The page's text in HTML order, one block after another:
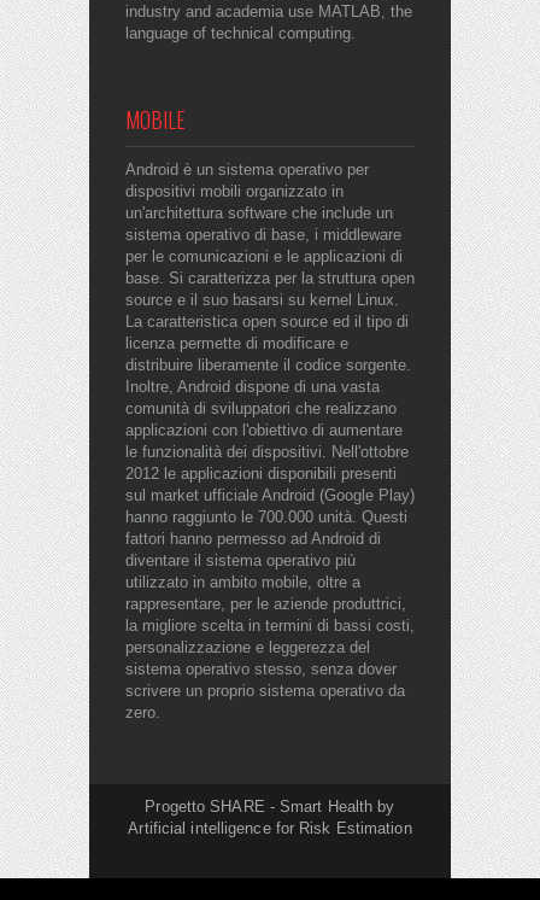
industry and academia use MATLAB, the
language of technical computing.
MOBILE
Android è un sistema operativo per
dispositivi mobili organizzato in
un'architettura software che include un
sistema operativo di base, i middleware
per le comunicazioni e le applicazioni di
base. Si caratterizza per la struttura open
source e il suo basarsi su kernel Linux.
La caratteristica open source ed il tipo di
licenza permette di modificare e
distribuire liberamente il codice sorgente.
Inoltre, Android dispone di una vasta
comunità di sviluppatori che realizzano
applicazioni con l'obiettivo di aumentare
le funzionalità dei dispositivi. Nell'ottobre
2012 le applicazioni disponibili presenti
sul market ufficiale Android (Google Play)
hanno raggiunto le 700.000 unità. Questi
fattori hanno permesso ad Android di
diventare il sistema operativo più
utilizzato in ambito mobile, oltre a
rappresentare, per le aziende produttrici,
la migliore scelta in termini di bassi costi,
personalizzazione e leggerezza del
sistema operativo stesso, senza dover
scrivere un proprio sistema operativo da
zero.
Progetto SHARE - Smart Health by
Artificial intelligence for Risk Estimation